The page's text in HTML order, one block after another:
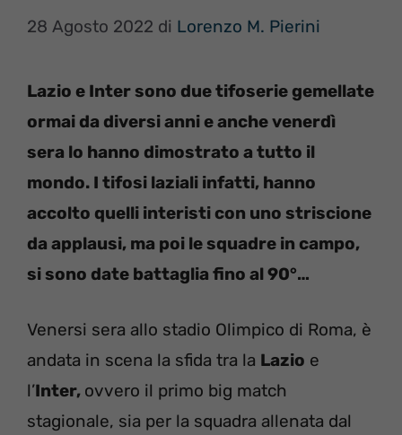
28 Agosto 2022 di Lorenzo M. Pierini
Lazio e Inter sono due tifoserie gemellate
ormai da diversi anni e anche venerdì
sera lo hanno dimostrato a tutto il
mondo. I tifosi laziali infatti, hanno
accolto quelli interisti con uno striscione
da applausi, ma poi le squadre in campo,
si sono date battaglia fino al 90°…
Venersi sera allo stadio Olimpico di Roma, è
andata in scena la sfida tra la Lazio e
l’Inter, ovvero il primo big match
stagionale, sia per la squadra allenata dal